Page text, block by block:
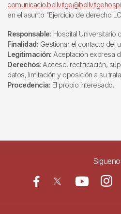
en el asunto "Ejercicio de derecho
Responsable: Hospital Universitario
Finalidad: Gestionar el contacto del
Legitimación: Aceptación expresa
Derechos: Acceso, rectificación,
datos, limitación y oposición a su
Procedencia: El propio interesado.